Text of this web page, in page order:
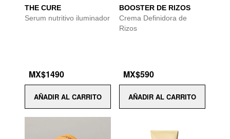
THE CURE
Serum nutritivo iluminador
MX$1490
AÑADIR AL CARRITO
BOOSTER DE RIZOS
Crema Definidora de
Rizos
MX$590
AÑADIR AL CARRITO